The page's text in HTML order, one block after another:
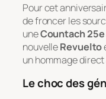
Pour cet
de froncer les
uneCountach
nouvelleRevuelto
un hommage direct
Le choc des